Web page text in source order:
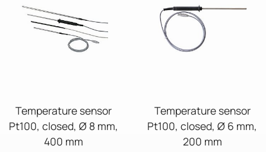
Temperature sensor
Pt100, closed, Ø 8 mm,
400 mm
Temperature sensor
Pt100, closed, Ø 6 mm,
200 mm